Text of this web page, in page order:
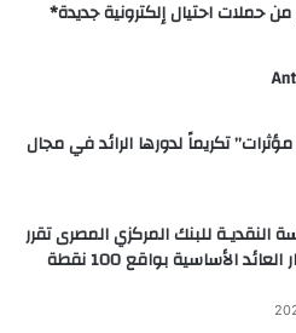
حملات احتيال إلكترونية جديدة*
تكريماً لدورها الرائد في مجال
النقديـة للبنك المركزي المصرى تقرر
خفض أسعار العائد الأساسية بواقع 100 نقطة